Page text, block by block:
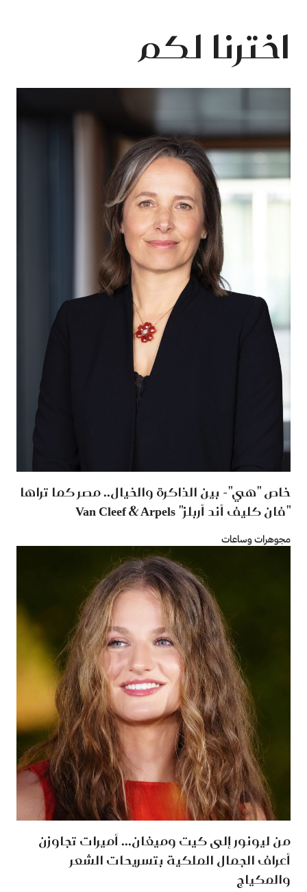
اخترنا لكم
خاص "هي"- بين الذاكرة والخيال..‏‎ ‎مصر كما تراها
"فان كليف أند أربلز" ‏Van Cleef & Arpels
مجوهرات وساعات
من ليونور إلى كيت وميغان... أميرات تجاوزن
أعراف الجمال الملكية بتسريحات الشعر
والمكياج